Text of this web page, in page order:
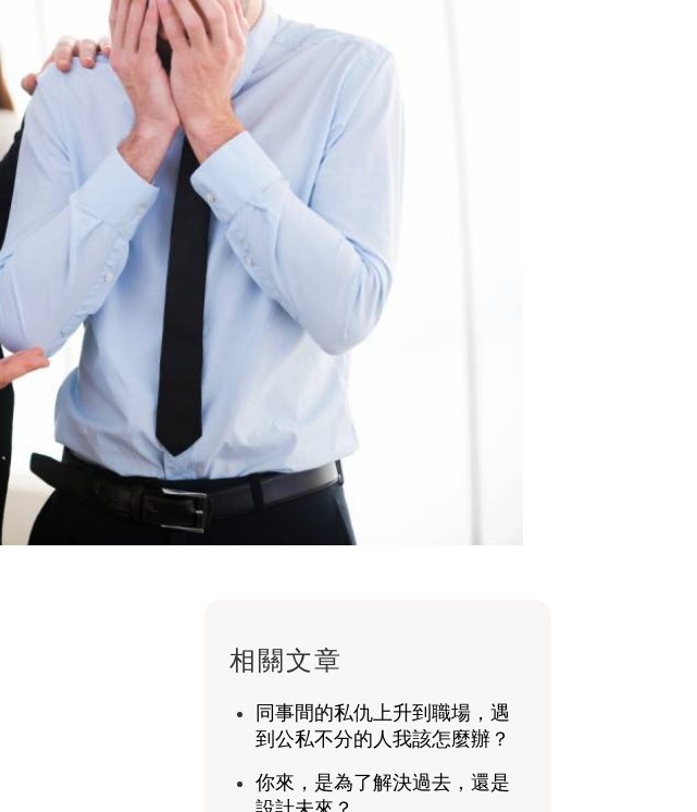
相關文章
同事間的私仇上升到職場，遇
到公私不分的人我該怎麼辦？
你來，是為了解決過去，還是